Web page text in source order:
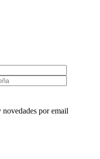
por email